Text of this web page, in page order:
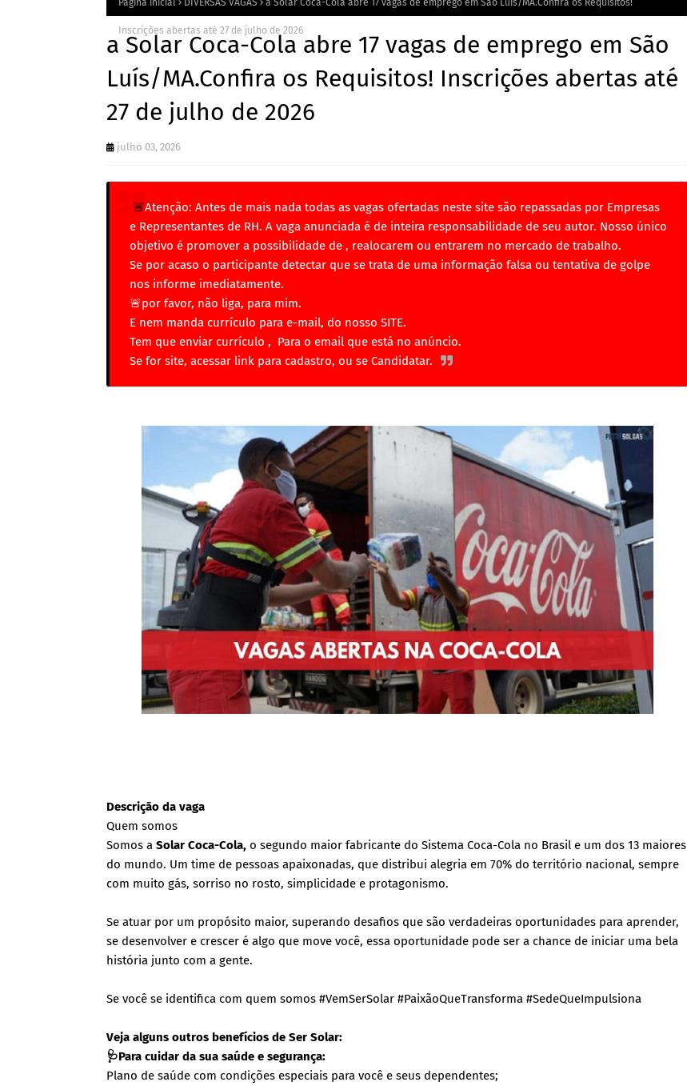
Página inicial DIVERSAS VAGAS a Solar Coca-Cola abre 17 vagas de emprego em São Luís/MA.Confira os Requisitos!
Inscrições abertas até 27 de julho de 2026
a Solar Coca-Cola abre 17 vagas de emprego em São
Luís/MA.Confira os Requisitos! Inscrições abertas até
27 de julho de 2026
julho 03, 2026
🚨Atenção: Antes de mais nada todas as vagas ofertadas neste site são repassadas por Empresas
e Representantes de RH. A vaga anunciada é de inteira responsabilidade de seu autor. Nosso único
objetivo é promover a possibilidade de , realocarem ou entrarem no mercado de trabalho.
Se por acaso o participante detectar que se trata de uma informação falsa ou tentativa de golpe
nos informe imediatamente.
🚨por favor, não liga, para mim.
E nem manda currículo para e-mail, do nosso SITE.
Tem que enviar currículo , Para o email que está no anúncio.
Se for site, acessar link para cadastro, ou se Candidatar.
Descrição da vaga
Quem somos
Somos a Solar Coca-Cola, o segundo maior fabricante do Sistema Coca-Cola no Brasil e um dos 13 maiores
do mundo. Um time de pessoas apaixonadas, que distribui alegria em 70% do território nacional, sempre
com muito gás, sorriso no rosto, simplicidade e protagonismo.
Se atuar por um propósito maior, superando desafios que são verdadeiras oportunidades para aprender,
se desenvolver e crescer é algo que move você, essa oportunidade pode ser a chance de iniciar uma bela
história junto com a gente.
Se você se identifica com quem somos #VemSerSolar #PaixãoQueTransforma #SedeQueImpulsiona
Veja alguns outros benefícios de Ser Solar:
🩺Para cuidar da sua saúde e segurança:
Plano de saúde com condições especiais para você e seus dependentes;